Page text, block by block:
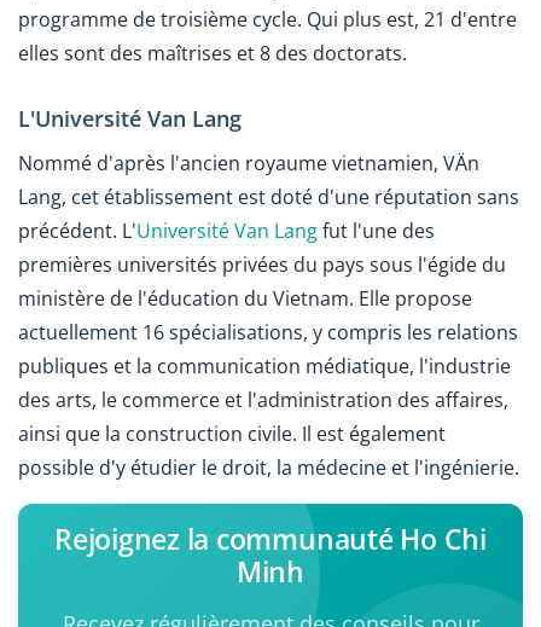
programme de troisième cycle. Qui plus est, 21 d'entre
elles sont des maîtrises et 8 des doctorats.
L'Université Van Lang
Nommé d'après l'ancien royaume vietnamien, VÄn
Lang, cet établissement est doté d'une réputation sans
précédent. L'Université Van Langfut l'une des
premières universités privées du pays sous l'égide du
ministère de l'éducation du Vietnam. Elle propose
actuellement 16 spécialisations, y compris les relations
publiques et la communication médiatique, l'industrie
des arts, le commerce et l'administration des affaires,
ainsi que la construction civile. Il est également
possible d'y étudier le droit, la médecine et l'ingénierie.
Rejoignez la communauté Ho Chi
Minh